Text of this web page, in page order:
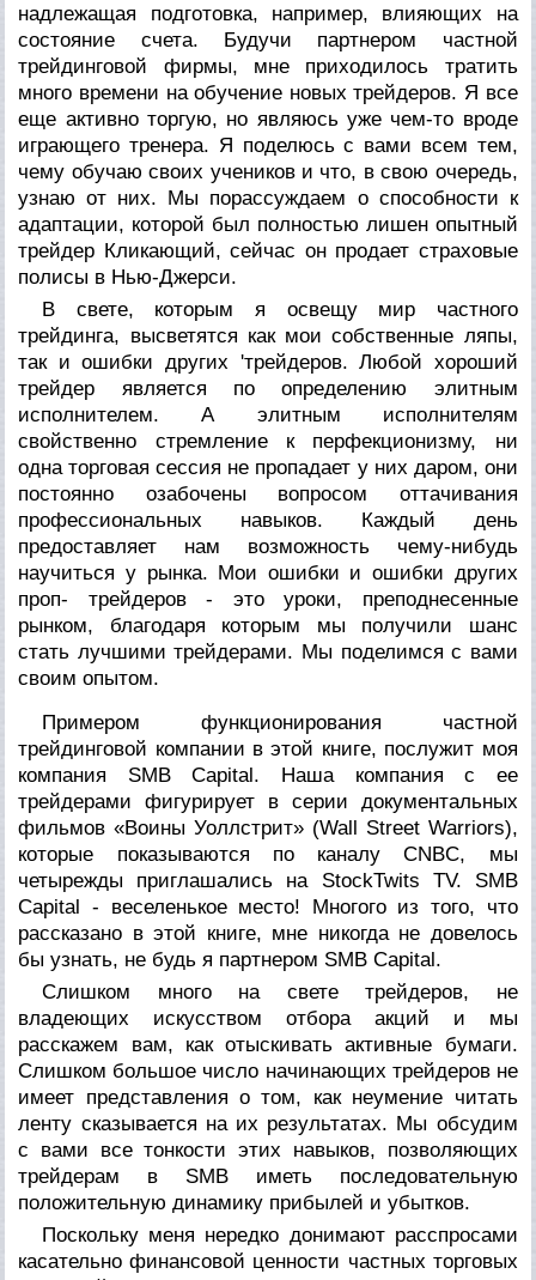
надлежащая подготовка, например, влияющих на
состояние счета. Будучи партнером частной
трейдинговой фирмы, мне приходилось тратить
много времени на обучение новых трейдеров. Я все
еще активно торгую, но являюсь уже чем-то вроде
играющего тренера. Я поделюсь с вами всем тем,
чему обучаю своих учеников и что, в свою очередь,
узнаю от них. Мы порассуждаем о способности к
адаптации, которой был полностью лишен опытный
трейдер Кликающий, сейчас он продает страховые
полисы в Нью-Джерси.
В свете, которым я освещу мир частного
трейдинга, высветятся как мои собственные ляпы,
так и ошибки других 'трейдеров. Любой хороший
трейдер является по определению элитным
исполнителем. А элитным исполнителям
свойственно стремление к перфекционизму, ни
одна торговая сессия не пропадает у них даром, они
постоянно озабочены вопросом оттачивания
профессиональных навыков. Каждый день
предоставляет нам возможность чему-нибудь
научиться у рынка. Мои ошибки и ошибки других
проп- трейдеров - это уроки, преподнесенные
рынком, благодаря которым мы получили шанс
стать лучшими трейдерами. Мы поделимся с вами
своим опытом.
Примером функционирования частной
трейдинговой компании в этой книге, послужит моя
компания SMB Capital. Наша компания с ее
трейдерами фигурирует в серии документальных
фильмов «Воины Уоллстрит» (Wall Street Warriors),
которые показываются по каналу CNBC, мы
четырежды приглашались на StockTwits TV. SMB
Capital - веселенькое место! Многого из того, что
рассказано в этой книге, мне никогда не довелось
бы узнать, не будь я партнером SMB Capital.
Слишком много на свете трейдеров, не
владеющих искусством отбора акций и мы
расскажем вам, как отыскивать активные бумаги.
Слишком большое число начинающих трейдеров не
имеет представления о том, как неумение читать
ленту сказывается на их результатах. Мы обсудим
с вами все тонкости этих навыков, позволяющих
трейдерам в SMB иметь последовательную
положительную динамику прибылей и убытков.
Поскольку меня нередко донимают расспросами
касательно финансовой ценности частных торговых